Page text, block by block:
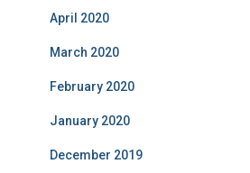
April 2020
March 2020
February 2020
January 2020
December 2019